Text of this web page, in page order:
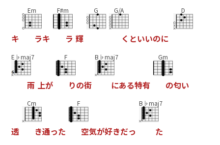
キ
Em
ラキ
F#m
ラ 輝
G G/A
く といいのに
D
E♭maj7
雨 上が
F
りの街
B♭maj7
にある特有
Gm
の匂い
透
Cm
き通った
F
空気が好きだっ
B♭maj7
た